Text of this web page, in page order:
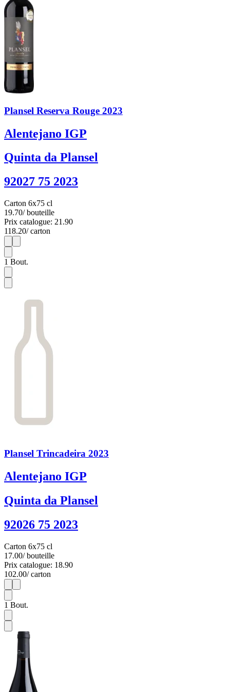
Plansel Reserva Rouge 2023
Alentejano IGP
Quinta da Plansel
92027 75 2023
Carton 6x75 cl
19.70/ bouteille
Prix catalogue: 21.90
118.20/ carton
1
1 Bout.
Plansel Trincadeira 2023
Alentejano IGP
Quinta da Plansel
92026 75 2023
Carton 6x75 cl
17.00/ bouteille
Prix catalogue: 18.90
102.00/ carton
1
1 Bout.